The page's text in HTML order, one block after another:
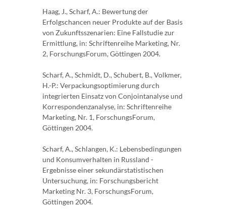
Haag, J., Scharf, A.: Bewertung der
Erfolgschancen neuer Produkte auf der Basis
von Zukunftsszenarien: Eine Fallstudie zur
Ermittlung, in: Schriftenreihe Marketing, Nr.
2, ForschungsForum, Göttingen 2004.
Scharf, A., Schmidt, D., Schubert, B., Volkmer,
H.-P.: Verpackungsoptimierung durch
integrierten Einsatz von Conjointanalyse und
Korrespondenzanalyse, in: Schriftenreihe
Marketing, Nr. 1, ForschungsForum,
Göttingen 2004.
Scharf, A., Schlangen, K.: Lebensbedingungen
und Konsumverhalten in Russland -
Ergebnisse einer sekundärstatistischen
Untersuchung, in: Forschungsbericht
Marketing Nr. 3, ForschungsForum,
Göttingen 2004.